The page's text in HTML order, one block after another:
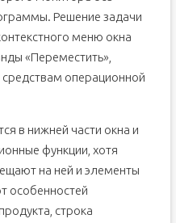
Решение задачи
меню окна
«Переместить»,
операционной
в нижней части окна и
функции, хотя
на ней и элементы
особенностей
строка